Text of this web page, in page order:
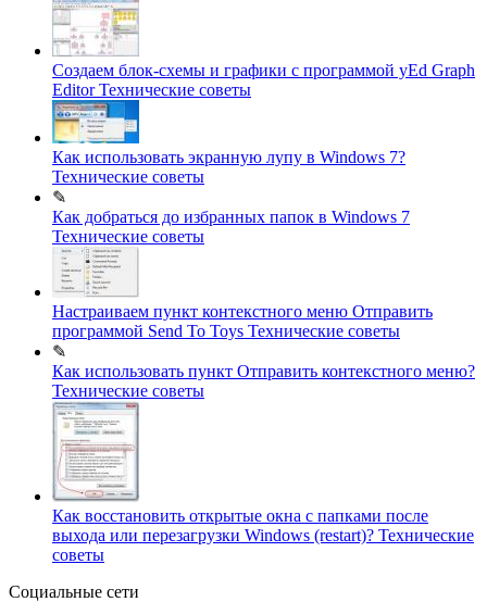
Создаем блок-схемы и графики c программой yEd Graph
EditorТехнические советы
Как использовать экранную лупу в Windows 7?
Технические советы
✎
Как добраться до избранных папок в Windows 7
Технические советы
Настраиваем пункт контекстного меню Отправить
программой Send To Toys Технические советы
✎
Как использовать пункт Отправить контекстного меню?
Технические советы
Как восстановить открытые окна с папками после
выхода или перезагрузки Windows (restart)? Технические
советы
Социальные сети